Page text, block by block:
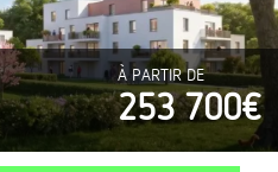
À PARTIR DE
253 700€